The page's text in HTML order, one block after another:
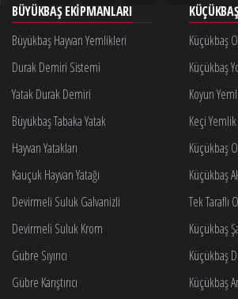
BÜYÜKBAŞ EKIPMANLARI
Büyükbaş Hayvan Yemlikleri
Durak Demiri Sistemi
Yatak Durak Demiri
Büyükbaş Tabaka Yatak
Hayvan Yatakları
Kauçuk Hayvan Yatağı
Devirmeli Suluk Galvanizli
Devirmeli Suluk Krom
Gübre Sıyırıcı
Gübre Karıştırıcı
Küçükbaş
Küçükbaş
Koyun
Keçi
Küçükbaş
Küçükbaş
Tek Taraflı
Küçükbaş
Küçükbaş
Küçükbaş